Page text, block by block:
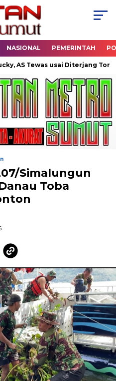
NASIONAL PEMERINTAH
Tewas usai Diterjang Tornado
Simalungun
Toba